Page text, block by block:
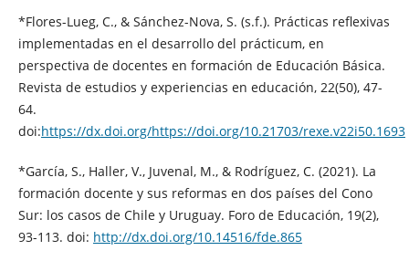
*Flores-Lueg, C., & Sánchez-Nova, S. (s.f.). Prácticas reflexivas
implementadas en el desarrollo del prácticum, en
perspectiva de docentes en formación de Educación Básica.
Revista de estudios y experiencias en educación, 22(50), 47-
64.
doi:https://dx.doi.org/https://doi.org/10.21703/rexe.v22i50.1693
*García, S., Haller, V., Juvenal, M., & Rodríguez, C. (2021). La
formación docente y sus reformas en dos países del Cono
Sur: los casos de Chile y Uruguay. Foro de Educación, 19(2),
93-113. doi: http://dx.doi.org/10.14516/fde.865